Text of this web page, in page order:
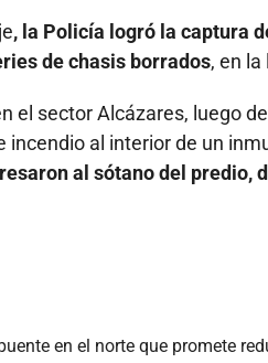
, la Policía logró la captura
de chasis borrados, en
el sector Alcázares, luego
al interior de un
al sótano del predio,
en el norte que promete